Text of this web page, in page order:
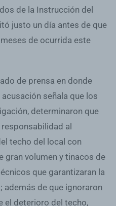
de la Instrucción del
justo un día antes de que
de ocurrida este
de prensa en donde
señala que los
determinaron que
al
techo del local con
gran volumen y tinacos de
que garantizaran la
además de que ignoraron
el deterioro del techo,